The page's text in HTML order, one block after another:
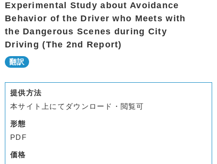
Experimental Study about Avoidance
Behavior of the Driver who Meets with
the Dangerous Scenes during City
Driving (The 2nd Report)
提供方法
本サイト上にてダウンロード・閲覧可
形態
PDF
価格